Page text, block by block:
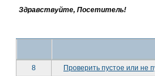
Здравствуйте, Посетитель!
8 Проверить пустое или не